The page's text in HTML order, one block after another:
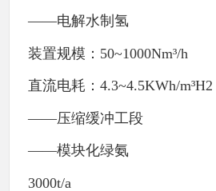
——电解水制氢
装置规模：50~1000Nm³/h
直流电耗：4.3~4.5KWh/m³H2
——压缩缓冲工段
——模块化绿氨
3000t/a